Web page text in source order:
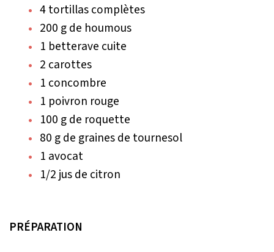
4 tortillas complètes
200 g de houmous
1 betterave cuite
2 carottes
1 concombre
1 poivron rouge
100 g de roquette
80 g de graines de tournesol
1 avocat
1/2 jus de citron
PRÉPARATION